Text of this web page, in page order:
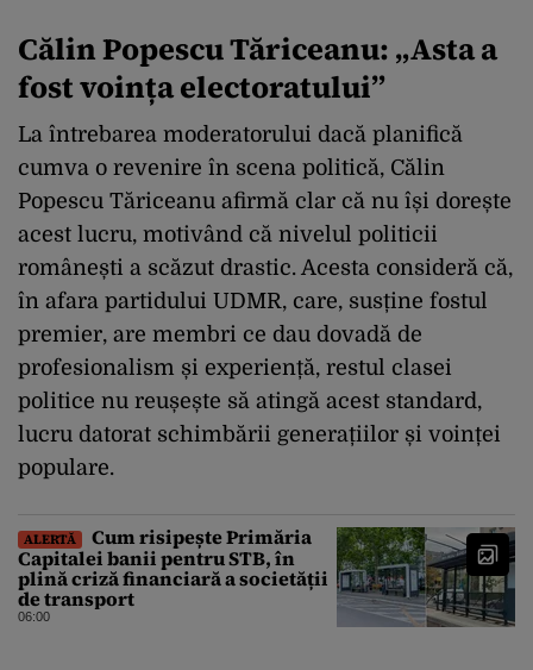
Călin Popescu Tăriceanu: „Asta a
fost voința electoratului”
La întrebarea moderatorului dacă planifică
cumva o revenire în scena politică, Călin
Popescu Tăriceanu afirmă clar că nu își dorește
acest lucru, motivând că nivelul politicii
românești a scăzut drastic. Acesta consideră că,
în afara partidului UDMR, care, susține fostul
premier, are membri ce dau dovadă de
profesionalism și experiență, restul clasei
politice nu reușește să atingă acest standard,
lucru datorat schimbării generațiilor și voinței
populare.
ALERTĂ
Cum risipește Primăria
Capitalei banii pentru STB, în
plină criză financiară a societății
de transport
06:00